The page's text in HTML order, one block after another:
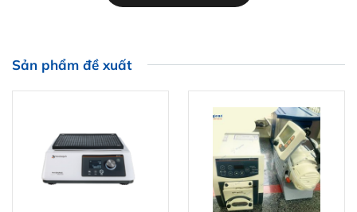
Sản phẩm đề xuất